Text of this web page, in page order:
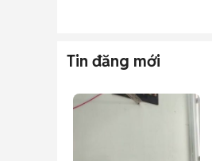
Tin đăng mới